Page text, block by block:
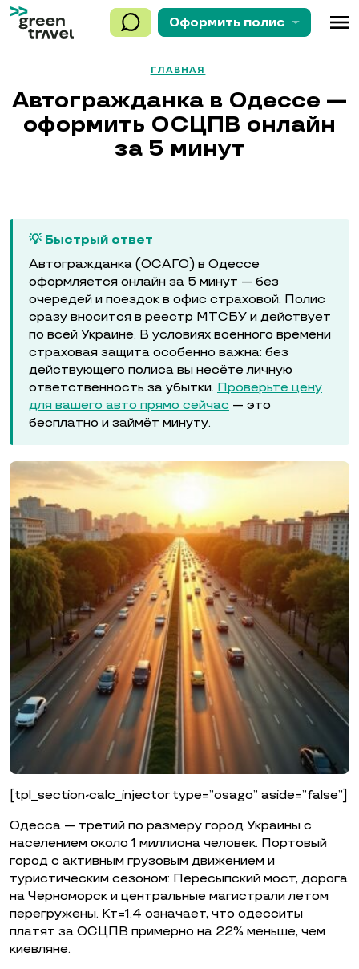
Оформить полис menu
ГЛАВНАЯ
Автогражданка в Одессе —
оформить ОСЦПВ онлайн
за 5 минут
💡 Быстрый ответ
Автогражданка (ОСАГО) в Одессе
оформляется онлайн за 5 минут — без
очередей и поездок в офис страховой. Полис
сразу вносится в реестр МТСБУ и действует
по всей Украине. В условиях военного времени
страховая защита особенно важна: без
действующего полиса вы несёте личную
ответственность за убытки. Проверьте цену
для вашего авто прямо сейчас — это
бесплатно и займёт минуту.
[tpl_section-calc_injector type=”osago” aside=”false”]
Одесса — третий по размеру город Украины с
населением около 1 миллиона человек. Портовый
город с активным грузовым движением и
туристическим сезоном: Пересыпский мост, дорога
на Черноморск и центральные магистрали летом
перегружены. Кт=1.4 означает, что одесситы
платят за ОСЦПВ примерно на 22% меньше, чем
киевляне.